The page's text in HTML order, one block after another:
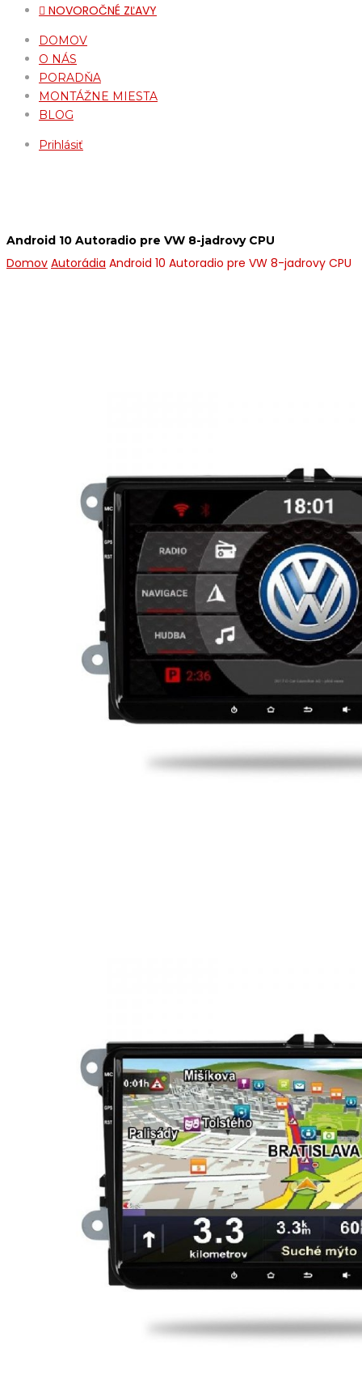
NOVOROČNÉ ZĽAVY
DOMOV
O NÁS
PORADŇA
MONTÁŽNE MIESTA
BLOG
Prihlásiť
Android 10 Autoradio pre VW 8-jadrovy CPU
Domov Autorádia Android 10 Autoradio pre VW 8-jadrovy CPU